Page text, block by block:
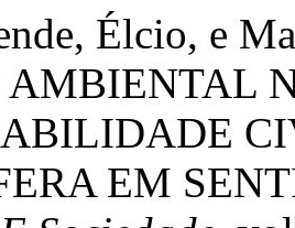
Élcio, e
AMBIENTAL
EM